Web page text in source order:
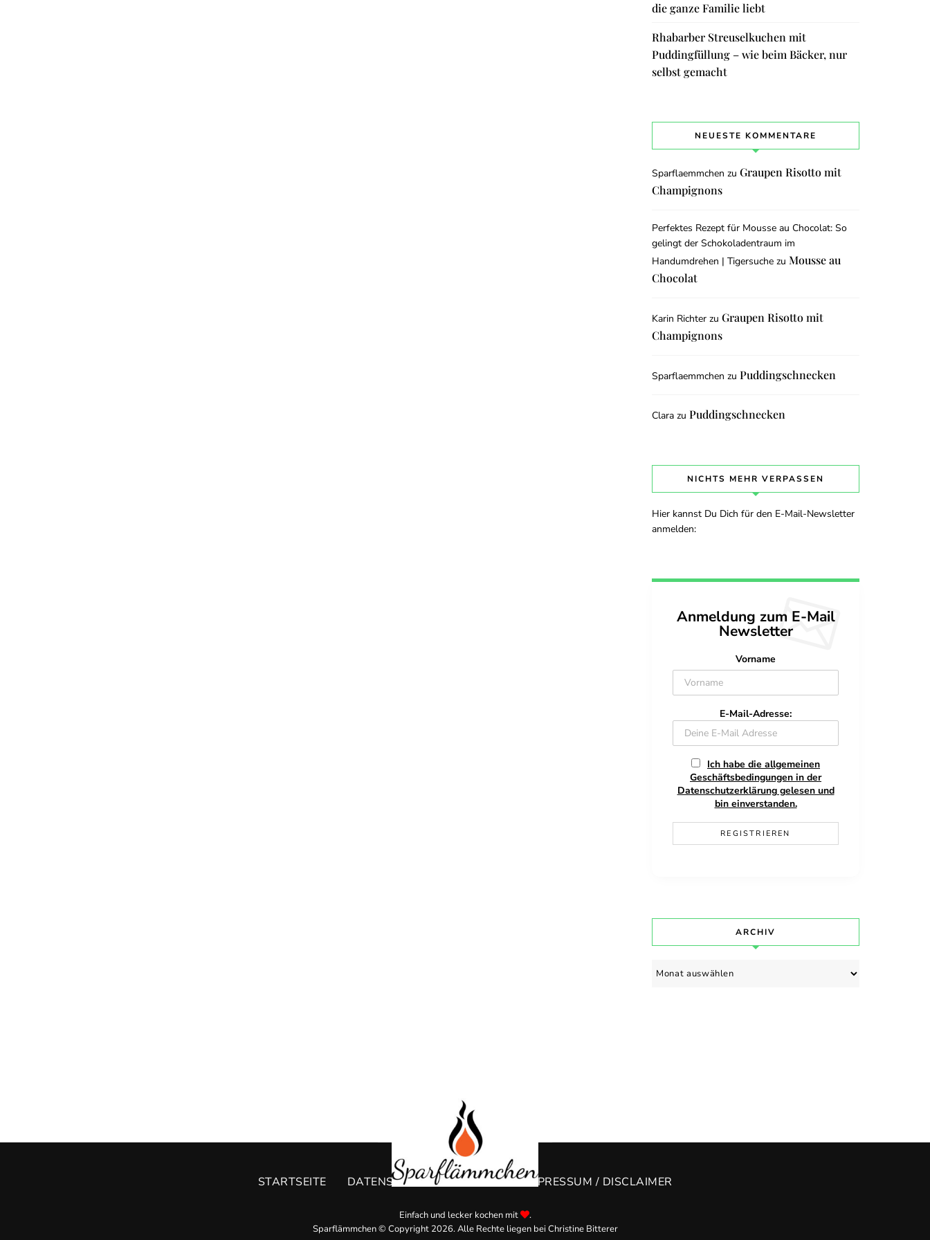
die ganze Familie liebt
Rhabarber Streuselkuchen mit
Puddingfüllung – wie beim Bäcker, nur
selbst gemacht
NEUESTE KOMMENTARE
Sparflaemmchen zu Graupen Risotto mit
Champignons
Perfektes Rezept für Mousse au Chocolat: So
gelingt der Schokoladentraum im
Handumdrehen | Tigersuche zu Mousse au
Chocolat
Karin Richter zu Graupen Risotto mit
Champignons
Sparflaemmchen zu Puddingschnecken
Clara zu Puddingschnecken
NICHTS MEHR VERPASSEN
Hier kannst Du Dich für den E-Mail-Newsletter
anmelden:
Anmeldung zum E-Mail
Newsletter
Vorname
E-Mail-Adresse:
Ich habe die allgemeinen
Geschäftsbedingungen in der
Datenschutzerklärung gelesen und
bin einverstanden.
ARCHIV
Archiv
STARTSEITE DATENSCHUTZERKLÄRUNG IMPRESSUM / DISCLAIMER
Einfach und lecker kochen mit
.
Sparflämmchen © Copyright 2026. Alle Rechte liegen bei Christine Bitterer